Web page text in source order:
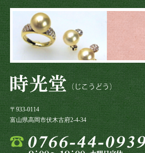
〒933-0114
富山県高岡市伏木古府2-4-34